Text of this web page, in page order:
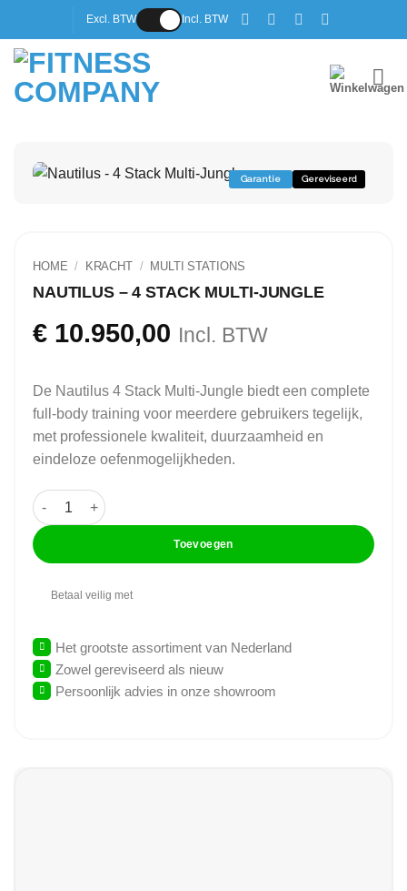
inhoud
Excl. BTW Incl. BTW
Garantie Gereviseerd
HOME / KRACHT / MULTI STATIONS
NAUTILUS – 4 STACK MULTI-JUNGLE
€10.950,00 Incl. BTW
De Nautilus 4 Stack Multi-Jungle biedt een complete
full-body training voor meerdere gebruikers tegelijk,
met professionele kwaliteit, duurzaamheid en
eindeloze oefenmogelijkheden.
Nautilus - 4 Stack Multi-Jungle aantal
Toevoegen
Betaal veilig met
Het grootste assortiment van Nederland
Zowel gereviseerd als nieuw
Persoonlijk advies in onze showroom